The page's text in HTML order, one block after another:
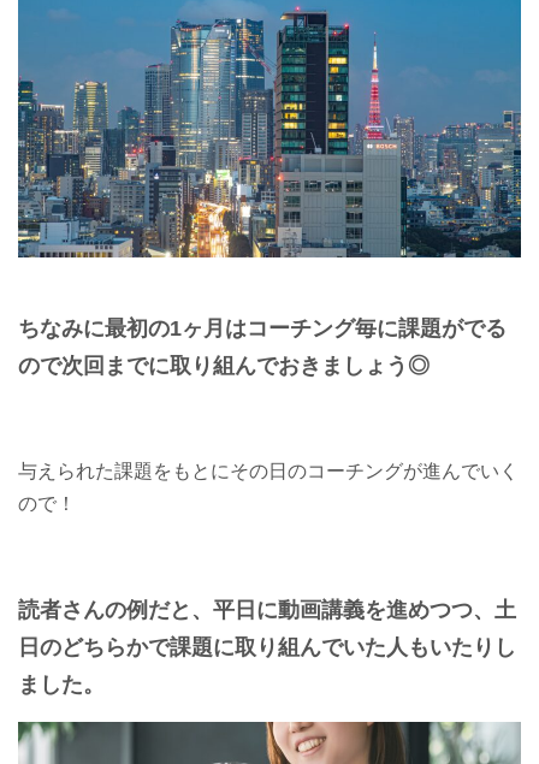
ちなみに最初の1ヶ月はコーチング毎に課題がでる
ので次回までに取り組んでおきましょう◎
与えられた課題をもとにその日のコーチングが進んでいく
ので！
読者さんの例だと、平日に動画講義を進めつつ、土
日のどちらかで課題に取り組んでいた人もいたりし
ました。